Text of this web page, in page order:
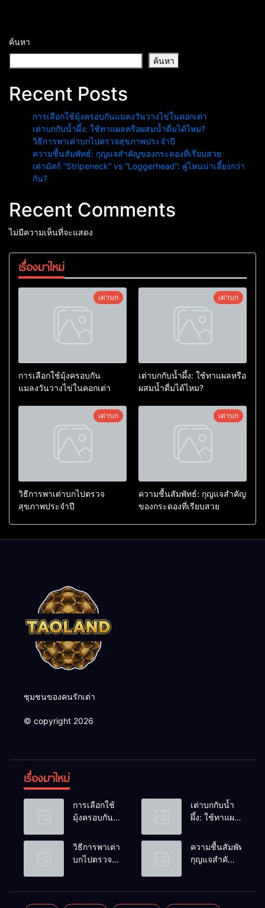
ค้นหา
ค้นหา
Recent Posts
การเลือกใช้มุ้งครอบกันแมลงวันวางไข่ในคอกเต่า
เต่าบกกับน้ำผึ้ง: ใช้ทาแผลหรือผสมน้ำดื่มได้ไหม?
วิธีการพาเต่าบกไปตรวจสุขภาพประจำปี
ความชื้นสัมพัทธ์: กุญแจสำคัญของกระดองที่เรียบสวย
เต่ามัสก์ “Stripeneck” vs “Loggerhead”: คู่ไหนน่าเลี้ยงกว่า
กัน?
Recent Comments
ไม่มีความเห็นที่จะแสดง
เรื่องมาใหม่
เต่าบก
การเลือกใช้มุ้งครอบกัน
แมลงวันวางไข่ในคอกเต่า
เต่าบก
เต่าบกกับน้ำผึ้ง: ใช้ทาแผลหรือ
ผสมน้ำดื่มได้ไหม?
เต่าบก
วิธีการพาเต่าบกไปตรวจ
สุขภาพประจำปี
เต่าบก
ความชื้นสัมพัทธ์: กุญแจสำคัญ
ของกระดองที่เรียบสวย
ชุมชนของคนรักเต่า
© copyright 2026
เรื่องมาใหม่
การเลือกใช้
มุ้งครอบกัน
วางไข่ในคอก
เต่า
เต่าบกกับน้ำ
ผึ้ง: ใช้ทาแผล
ดื่มได้ไหม?
วิธีการพาเต่า
บกไปตรวจ
ความชื้นสัมพัทธ์:
กุญแจสำคัญ